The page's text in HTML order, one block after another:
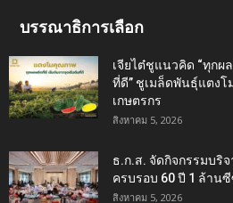
บรรณาธิการเลือก
เจียไต๋ชูแนวคิด “ทุกผ
ที่ดี” ชูเมล็ดพันธุ์แตง
เกษตรกร
สิงหาคม 5, 2026
ธ.ก.ส. จัดกิจกรรมบริ
ครบรอบ 60 ปี 1 ล้าน
สิงหาคม 5, 2026